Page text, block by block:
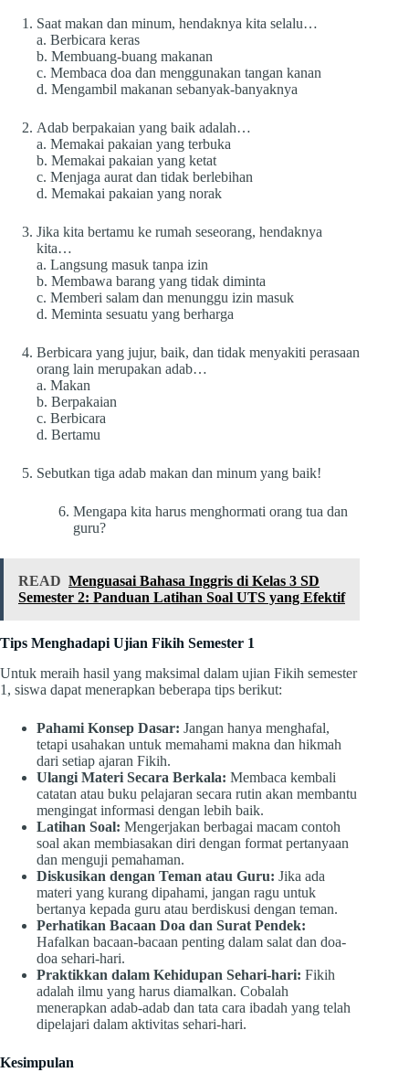
Saat makan dan minum, hendaknya kita selalu…
a. Berbicara keras
b. Membuang-buang makanan
c. Membaca doa dan menggunakan tangan kanan
d. Mengambil makanan sebanyak-banyaknya
Adab berpakaian yang baik adalah…
a. Memakai pakaian yang terbuka
b. Memakai pakaian yang ketat
c. Menjaga aurat dan tidak berlebihan
d. Memakai pakaian yang norak
Jika kita bertamu ke rumah seseorang, hendaknya
kita…
a. Langsung masuk tanpa izin
b. Membawa barang yang tidak diminta
c. Memberi salam dan menunggu izin masuk
d. Meminta sesuatu yang berharga
Berbicara yang jujur, baik, dan tidak menyakiti perasaan
orang lain merupakan adab…
a. Makan
b. Berpakaian
c. Berbicara
d. Bertamu
Sebutkan tiga adab makan dan minum yang baik!
Mengapa kita harus menghormati orang tua dan
guru?
READ Menguasai Bahasa Inggris di Kelas 3 SD
Semester 2: Panduan Latihan Soal UTS yang Efektif
Tips Menghadapi Ujian Fikih Semester 1
Untuk meraih hasil yang maksimal dalam ujian Fikih semester
1, siswa dapat menerapkan beberapa tips berikut:
Pahami Konsep Dasar: Jangan hanya menghafal,
tetapi usahakan untuk memahami makna dan hikmah
dari setiap ajaran Fikih.
Ulangi Materi Secara Berkala: Membaca kembali
catatan atau buku pelajaran secara rutin akan membantu
mengingat informasi dengan lebih baik.
Latihan Soal: Mengerjakan berbagai macam contoh
soal akan membiasakan diri dengan format pertanyaan
dan menguji pemahaman.
Diskusikan dengan Teman atau Guru: Jika ada
materi yang kurang dipahami, jangan ragu untuk
bertanya kepada guru atau berdiskusi dengan teman.
Perhatikan Bacaan Doa dan Surat Pendek:
Hafalkan bacaan-bacaan penting dalam salat dan doa-
doa sehari-hari.
Praktikkan dalam Kehidupan Sehari-hari: Fikih
adalah ilmu yang harus diamalkan. Cobalah
menerapkan adab-adab dan tata cara ibadah yang telah
dipelajari dalam aktivitas sehari-hari.
Kesimpulan